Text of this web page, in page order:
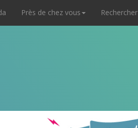
Près de chez vous Rechercher